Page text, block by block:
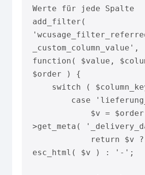
Werte für jede Spalte
add_filter(
_custom_column_value',
function( $value,
$order ) {
>get_meta(
esc_html( $v ) : '-';